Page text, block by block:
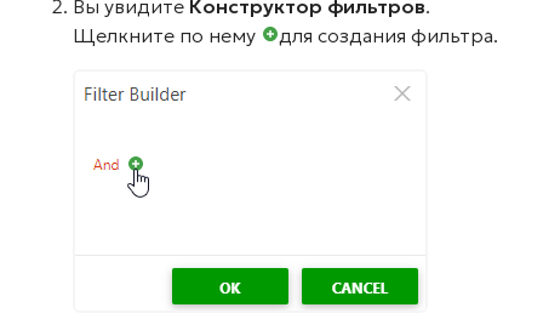
Вы увидите Конструктор фильтров.
Щелкните по нему
для создания фильтра.